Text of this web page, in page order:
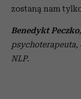
zostaną nam
Benedykt Peczko
NLP.